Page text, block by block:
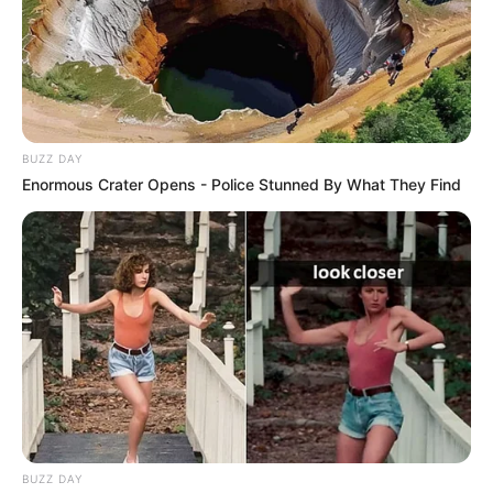
BUZZ DAY
Enormous Crater Opens - Police Stunned By What They Find
BUZZ DAY